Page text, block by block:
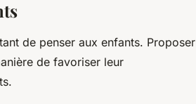
de penser aux enfants. Proposer
de favoriser leur